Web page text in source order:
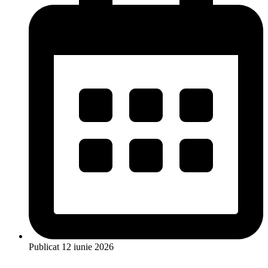
Publicat 12 iunie 2026